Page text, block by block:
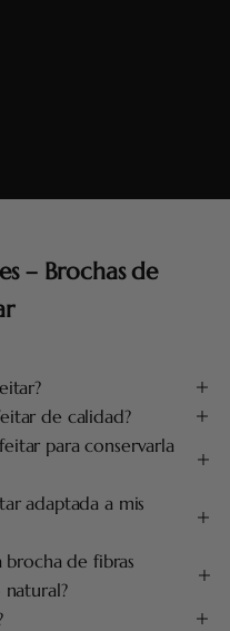
– Brochas de
de calidad?
para conservarla
adaptada a mis
brocha de fibras